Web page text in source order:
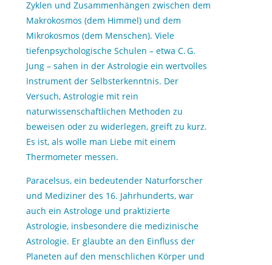
Zyklen und Zusammenhängen zwischen dem
Makrokosmos (dem Himmel) und dem
Mikrokosmos (dem Menschen). Viele
tiefenpsychologische Schulen – etwa C. G.
Jung – sahen in der Astrologie ein wertvolles
Instrument der Selbsterkenntnis. Der
Versuch, Astrologie mit rein
naturwissenschaftlichen Methoden zu
beweisen oder zu widerlegen, greift zu kurz.
Es ist, als wolle man Liebe mit einem
Thermometer messen.
Paracelsus, ein bedeutender Naturforscher
und Mediziner des 16. Jahrhunderts, war
auch ein Astrologe und praktizierte
Astrologie, insbesondere die medizinische
Astrologie. Er glaubte an den Einfluss der
Planeten auf den menschlichen Körper und